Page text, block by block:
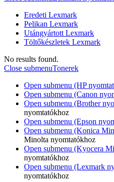
Eredeti Lexmark
Pelikan Lexmark
Utángyártott Lexmark
Töltőkészletek Lexmark
No results found.
Close submenuTonerek
Open submenu (HP
Open submenu (Canon
Open submenu (Brother
nyomtatókhoz
Open submenu (Epson
Open submenu (Konica
Minolta nyomtatókhoz
Open submenu (Kyocera
nyomtatókhoz
Open submenu (Lexmark
nyomtatókhoz